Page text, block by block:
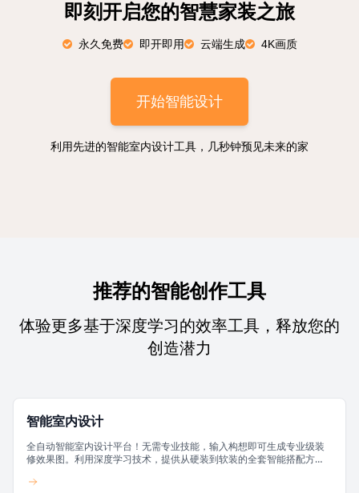
即刻开启您的智慧家装之旅
永久免费 即开即用 云端生成 4K画质
开始智能设计
利用先进的智能室内设计工具，几秒钟预见未来的家
推荐的智能创作工具
体验更多基于深度学习的效率工具，释放您的
创造潜力
智能室内设计
全自动智能室内设计平台！无需专业技能，输入构想即可生成专业级装
修效果图。利用深度学习技术，提供从硬装到软装的全套智能搭配方